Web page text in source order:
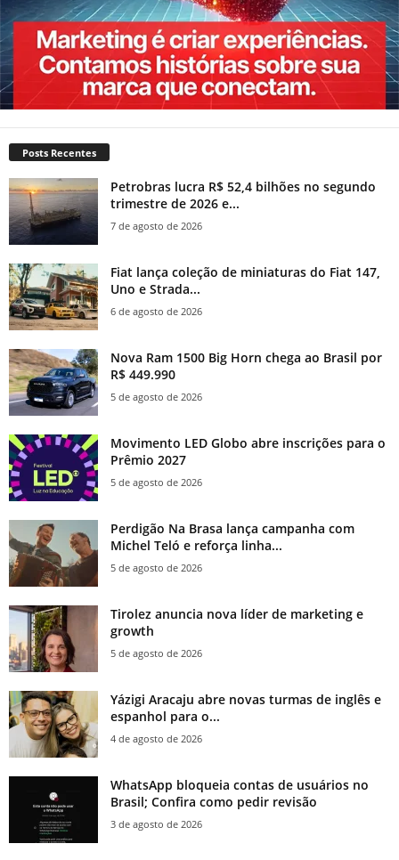
Posts Recentes
Petrobras lucra R$ 52,4 bilhões no segundo
trimestre de 2026 e...
7 de agosto de 2026
Fiat lança coleção de miniaturas do Fiat 147,
Uno e Strada...
6 de agosto de 2026
Nova Ram 1500 Big Horn chega ao Brasil por
R$ 449.990
5 de agosto de 2026
Movimento LED Globo abre inscrições para o
Prêmio 2027
5 de agosto de 2026
Perdigão Na Brasa lança campanha com
Michel Teló e reforça linha...
5 de agosto de 2026
Tirolez anuncia nova líder de marketing e
growth
5 de agosto de 2026
Yázigi Aracaju abre novas turmas de inglês e
espanhol para o...
4 de agosto de 2026
WhatsApp bloqueia contas de usuários no
Brasil; Confira como pedir revisão
3 de agosto de 2026